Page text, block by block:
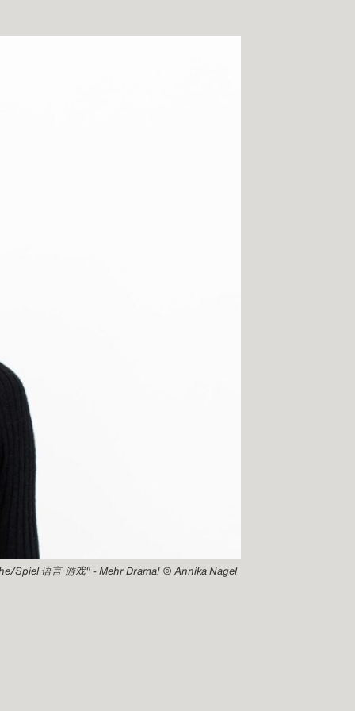
Spiel 语言·游戏" - Mehr Drama! © Annika Nagel